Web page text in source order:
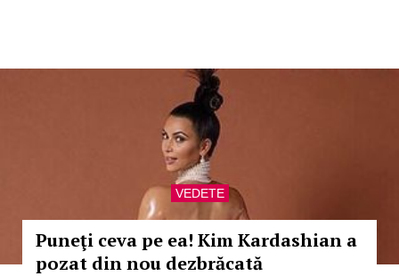
VEDETE
Puneţi ceva pe ea! Kim Kardashian a
pozat din nou dezbrăcată